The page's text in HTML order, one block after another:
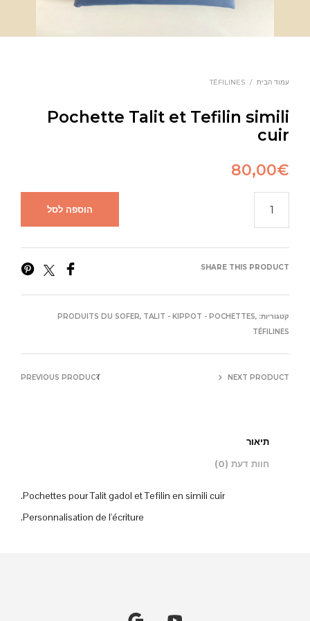
עמוד הבית /
TÉFILINES
Pochette Talit et Tefilin simili
cuir
80,00€
הוספה לסל
SHARE THIS PRODUCT
קטגוריות: PRODUITS DU SOFER, TALIT - KIPPOT - POCHETTES,
TÉFILINES
PREVIOUS PRODUCT NEXT PRODUCT
תיאור
חוות דעת (0)
Pochettes pour Talit gadol et Tefilin en simili cuir.
Personnalisation de l'écriture.